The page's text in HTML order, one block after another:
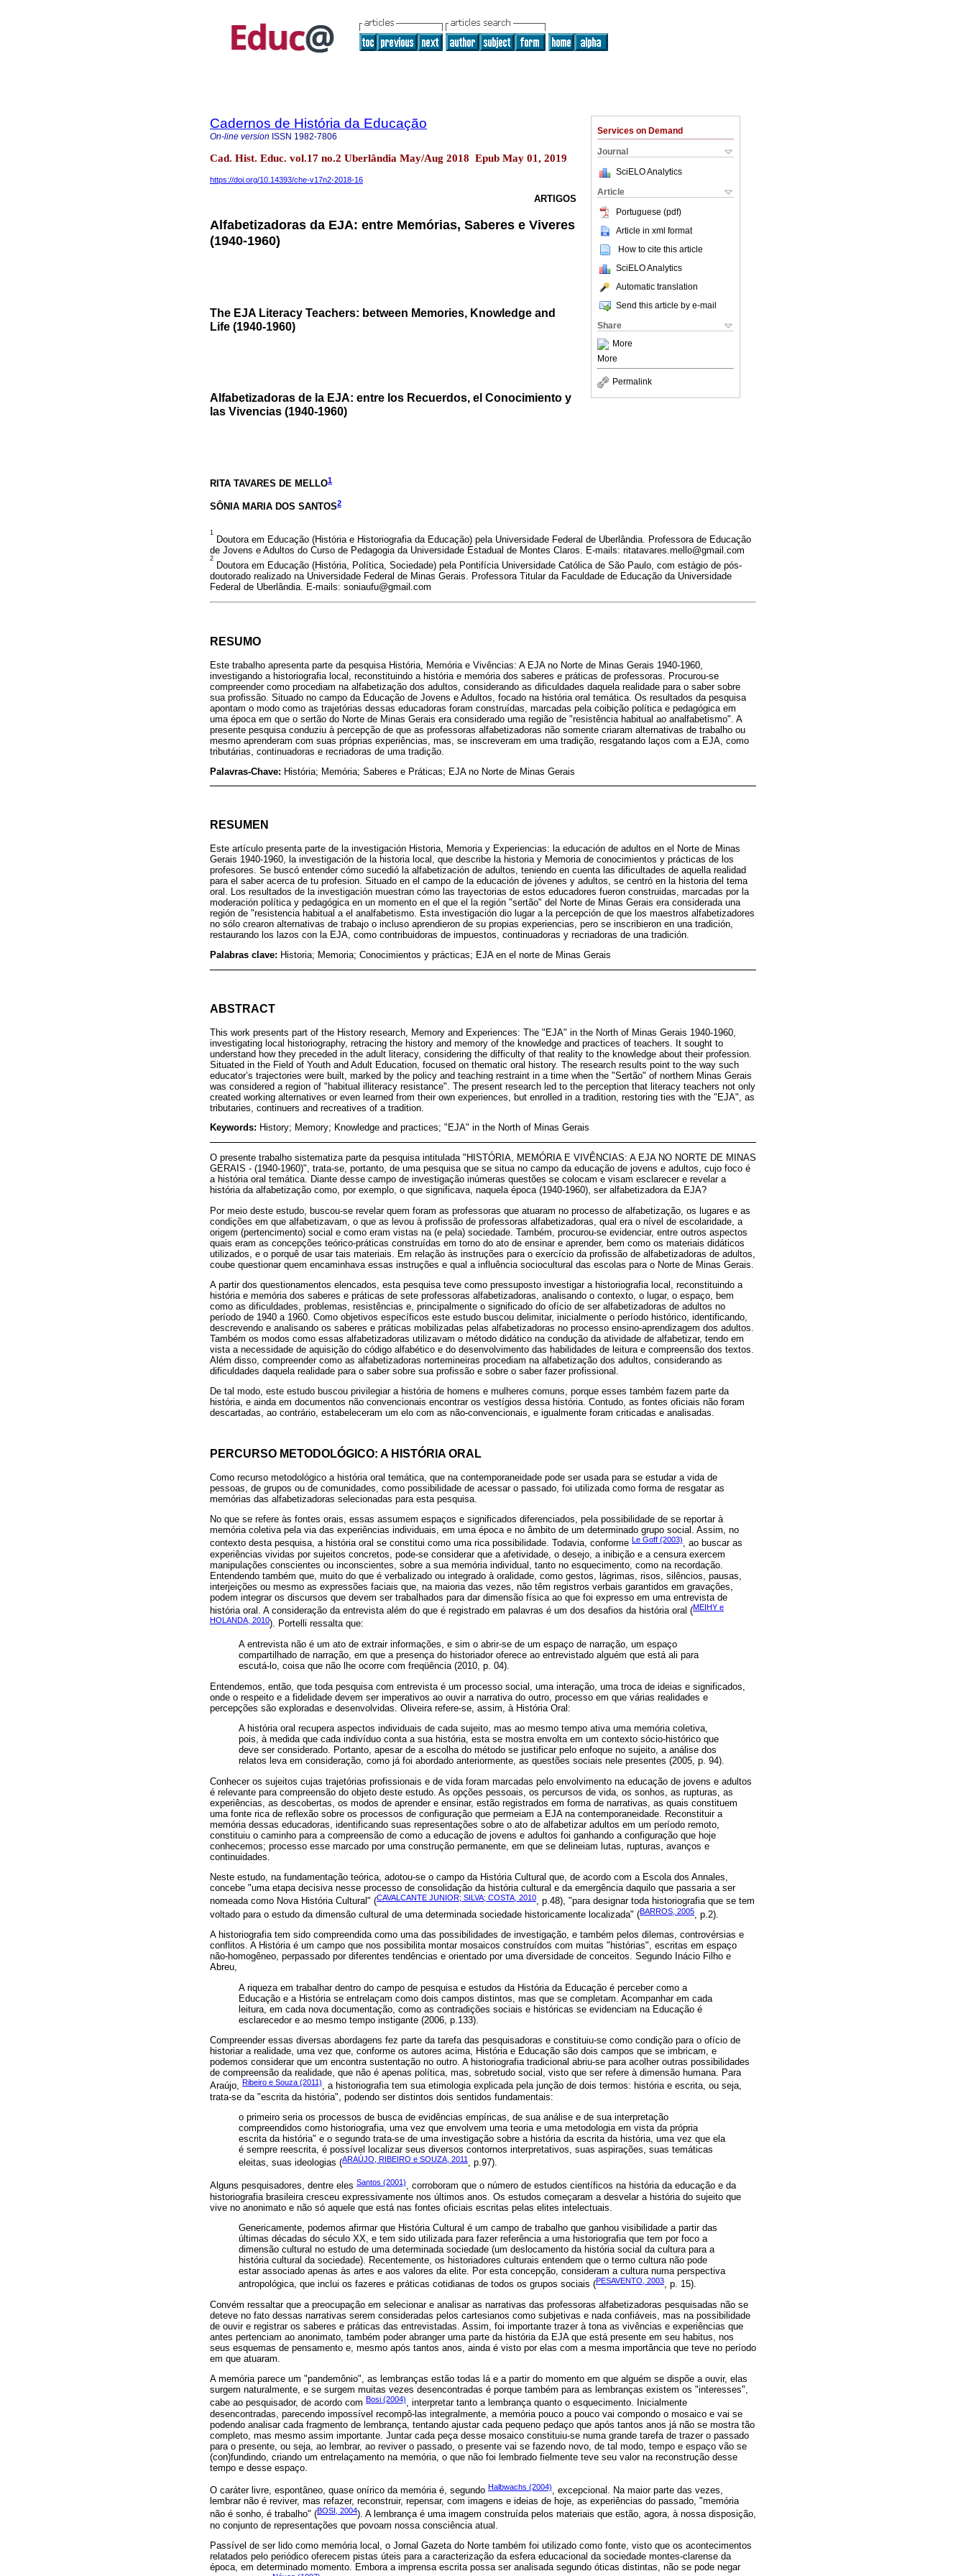
Services on Demand
Journal
SciELO Analytics
Article
Portuguese (pdf)
Article in xml format
How to cite this article
SciELO Analytics
Automatic translation
Send this article by e-mail
Share
More
More
Permalink
Cadernos de História da Educação
On-line version ISSN 1982-7806
Cad. Hist. Educ. vol.17 no.2 Uberlândia May/Aug 2018 Epub May 01, 2019
https://doi.org/10.14393/che-v17n2-2018-16
ARTIGOS
Alfabetizadoras da EJA: entre Memórias, Saberes e Viveres
(1940-1960)
The EJA Literacy Teachers: between Memories, Knowledge and
Life (1940-1960)
Alfabetizadoras de la EJA: entre los Recuerdos, el Conocimiento y
las Vivencias (1940-1960)
RITA TAVARES DE MELLO1
SÔNIA MARIA DOS SANTOS2
1
Doutora em Educação (História e Historiografia da Educação) pela Universidade Federal de Uberlândia. Professora de Educação
de Jovens e Adultos do Curso de Pedagogia da Universidade Estadual de Montes Claros. E-mails: ritatavares.mello@gmail.com
2
Doutora em Educação (História, Política, Sociedade) pela Pontifícia Universidade Católica de São Paulo, com estágio de pós-
doutorado realizado na Universidade Federal de Minas Gerais. Professora Titular da Faculdade de Educação da Universidade
Federal de Uberlândia. E-mails: soniaufu@gmail.com
RESUMO
Este trabalho apresenta parte da pesquisa História, Memória e Vivências: A EJA no Norte de Minas Gerais 1940-1960,
investigando a historiografia local, reconstituindo a história e memória dos saberes e práticas de professoras. Procurou-se
compreender como procediam na alfabetização dos adultos, considerando as dificuldades daquela realidade para o saber sobre
sua profissão. Situado no campo da Educação de Jovens e Adultos, focado na história oral temática. Os resultados da pesquisa
apontam o modo como as trajetórias dessas educadoras foram construídas, marcadas pela coibição política e pedagógica em
uma época em que o sertão do Norte de Minas Gerais era considerado uma região de "resistência habitual ao analfabetismo". A
presente pesquisa conduziu à percepção de que as professoras alfabetizadoras não somente criaram alternativas de trabalho ou
mesmo aprenderam com suas próprias experiências, mas, se inscreveram em uma tradição, resgatando laços com a EJA, como
tributárias, continuadoras e recriadoras de uma tradição.
Palavras-Chave: História; Memória; Saberes e Práticas; EJA no Norte de Minas Gerais
RESUMEN
Este artículo presenta parte de la investigación Historia, Memoria y Experiencias: la educación de adultos en el Norte de Minas
Gerais 1940-1960, la investigación de la historia local, que describe la historia y Memoria de conocimientos y prácticas de los
profesores. Se buscó entender cómo sucedió la alfabetización de adultos, teniendo en cuenta las dificultades de aquella realidad
para el saber acerca de tu profesion. Situado en el campo de la educación de jóvenes y adultos, se centró en la historia del tema
oral. Los resultados de la investigación muestran cómo las trayectorias de estos educadores fueron construidas, marcadas por la
moderación política y pedagógica en un momento en el que el la región "sertão" del Norte de Minas Gerais era considerada una
región de "resistencia habitual a el analfabetismo. Esta investigación dio lugar a la percepción de que los maestros alfabetizadores
no sólo crearon alternativas de trabajo o incluso aprendieron de su propias experiencias, pero se inscribieron en una tradición,
restaurando los lazos con la EJA, como contribuidoras de impuestos, continuadoras y recriadoras de una tradición.
Palabras clave: Historia; Memoria; Conocimientos y prácticas; EJA en el norte de Minas Gerais
ABSTRACT
This work presents part of the History research, Memory and Experiences: The "EJA" in the North of Minas Gerais 1940-1960,
investigating local historiography, retracing the history and memory of the knowledge and practices of teachers. It sought to
understand how they preceded in the adult literacy, considering the difficulty of that reality to the knowledge about their profession.
Situated in the Field of Youth and Adult Education, focused on thematic oral history. The research results point to the way such
educator’s trajectories were built, marked by the policy and teaching restraint in a time when the "Sertão" of northern Minas Gerais
was considered a region of "habitual illiteracy resistance". The present research led to the perception that literacy teachers not only
created working alternatives or even learned from their own experiences, but enrolled in a tradition, restoring ties with the "EJA", as
tributaries, continuers and recreatives of a tradition.
Keywords: History; Memory; Knowledge and practices; "EJA" in the North of Minas Gerais
O presente trabalho sistematiza parte da pesquisa intitulada "HISTÓRIA, MEMÓRIA E VIVÊNCIAS: A EJA NO NORTE DE MINAS
GERAIS - (1940-1960)", trata-se, portanto, de uma pesquisa que se situa no campo da educação de jovens e adultos, cujo foco é
a história oral temática. Diante desse campo de investigação inúmeras questões se colocam e visam esclarecer e revelar a
história da alfabetização como, por exemplo, o que significava, naquela época (1940-1960), ser alfabetizadora da EJA?
Por meio deste estudo, buscou-se revelar quem foram as professoras que atuaram no processo de alfabetização, os lugares e as
condições em que alfabetizavam, o que as levou à profissão de professoras alfabetizadoras, qual era o nível de escolaridade, a
origem (pertencimento) social e como eram vistas na (e pela) sociedade. Também, procurou-se evidenciar, entre outros aspectos
quais eram as concepções teórico-práticas construídas em torno do ato de ensinar e aprender, bem como os materiais didáticos
utilizados, e o porquê de usar tais materiais. Em relação às instruções para o exercício da profissão de alfabetizadoras de adultos,
coube questionar quem encaminhava essas instruções e qual a influência sociocultural das escolas para o Norte de Minas Gerais.
A partir dos questionamentos elencados, esta pesquisa teve como pressuposto investigar a historiografia local, reconstituindo a
história e memória dos saberes e práticas de sete professoras alfabetizadoras, analisando o contexto, o lugar, o espaço, bem
como as dificuldades, problemas, resistências e, principalmente o significado do ofício de ser alfabetizadoras de adultos no
período de 1940 a 1960. Como objetivos específicos este estudo buscou delimitar, inicialmente o período histórico, identificando,
descrevendo e analisando os saberes e práticas mobilizadas pelas alfabetizadoras no processo ensino-aprendizagem dos adultos.
Também os modos como essas alfabetizadoras utilizavam o método didático na condução da atividade de alfabetizar, tendo em
vista a necessidade de aquisição do código alfabético e do desenvolvimento das habilidades de leitura e compreensão dos textos.
Além disso, compreender como as alfabetizadoras nortemineiras procediam na alfabetização dos adultos, considerando as
dificuldades daquela realidade para o saber sobre sua profissão e sobre o saber fazer profissional.
De tal modo, este estudo buscou privilegiar a história de homens e mulheres comuns, porque esses também fazem parte da
história, e ainda em documentos não convencionais encontrar os vestígios dessa história. Contudo, as fontes oficiais não foram
descartadas, ao contrário, estabeleceram um elo com as não-convencionais, e igualmente foram criticadas e analisadas.
PERCURSO METODOLÓGICO: A HISTÓRIA ORAL
Como recurso metodológico a história oral temática, que na contemporaneidade pode ser usada para se estudar a vida de
pessoas, de grupos ou de comunidades, como possibilidade de acessar o passado, foi utilizada como forma de resgatar as
memórias das alfabetizadoras selecionadas para esta pesquisa.
No que se refere às fontes orais, essas assumem espaços e significados diferenciados, pela possibilidade de se reportar à
memória coletiva pela via das experiências individuais, em uma época e no âmbito de um determinado grupo social. Assim, no
contexto desta pesquisa, a história oral se constitui como uma rica possibilidade. Todavia, conforme Le Goff (2003), ao buscar as
experiências vividas por sujeitos concretos, pode-se considerar que a afetividade, o desejo, a inibição e a censura exercem
manipulações conscientes ou inconscientes, sobre a sua memória individual, tanto no esquecimento, como na recordação.
Entendendo também que, muito do que é verbalizado ou integrado à oralidade, como gestos, lágrimas, risos, silêncios, pausas,
interjeições ou mesmo as expressões faciais que, na maioria das vezes, não têm registros verbais garantidos em gravações,
podem integrar os discursos que devem ser trabalhados para dar dimensão física ao que foi expresso em uma entrevista de
história oral. A consideração da entrevista além do que é registrado em palavras é um dos desafios da história oral (MEIHY e
HOLANDA, 2010). Portelli ressalta que:
A entrevista não é um ato de extrair informações, e sim o abrir-se de um espaço de narração, um espaço
compartilhado de narração, em que a presença do historiador oferece ao entrevistado alguém que está ali para
escutá-lo, coisa que não lhe ocorre com freqüência (2010, p. 04).
Entendemos, então, que toda pesquisa com entrevista é um processo social, uma interação, uma troca de ideias e significados,
onde o respeito e a fidelidade devem ser imperativos ao ouvir a narrativa do outro, processo em que várias realidades e
percepções são exploradas e desenvolvidas. Oliveira refere-se, assim, à História Oral:
A história oral recupera aspectos individuais de cada sujeito, mas ao mesmo tempo ativa uma memória coletiva,
pois, à medida que cada indivíduo conta a sua história, esta se mostra envolta em um contexto sócio-histórico que
deve ser considerado. Portanto, apesar de a escolha do método se justificar pelo enfoque no sujeito, a análise dos
relatos leva em consideração, como já foi abordado anteriormente, as questões sociais nele presentes (2005, p. 94).
Conhecer os sujeitos cujas trajetórias profissionais e de vida foram marcadas pelo envolvimento na educação de jovens e adultos
é relevante para compreensão do objeto deste estudo. As opções pessoais, os percursos de vida, os sonhos, as rupturas, as
experiências, as descobertas, os modos de aprender e ensinar, estão registrados em forma de narrativas, as quais constituem
uma fonte rica de reflexão sobre os processos de configuração que permeiam a EJA na contemporaneidade. Reconstituir a
memória dessas educadoras, identificando suas representações sobre o ato de alfabetizar adultos em um período remoto,
constituiu o caminho para a compreensão de como a educação de jovens e adultos foi ganhando a configuração que hoje
conhecemos; processo esse marcado por uma construção permanente, em que se delineiam lutas, rupturas, avanços e
continuidades.
Neste estudo, na fundamentação teórica, adotou-se o campo da História Cultural que, de acordo com a Escola dos Annales,
concebe "uma etapa decisiva nesse processo de consolidação da história cultural e da emergência daquilo que passaria a ser
nomeada como Nova História Cultural" (CAVALCANTE JUNIOR; SILVA; COSTA, 2010, p.48), "para designar toda historiografia que se tem
voltado para o estudo da dimensão cultural de uma determinada sociedade historicamente localizada" (BARROS, 2005
, p.2).
A historiografia tem sido compreendida como uma das possibilidades de investigação, e também pelos dilemas, controvérsias e
conflitos. A História é um campo que nos possibilita montar mosaicos construídos com muitas "histórias", escritas em espaço
não-homogêneo, perpassado por diferentes tendências e orientado por uma diversidade de conceitos. Segundo Inácio Filho e
Abreu,
A riqueza em trabalhar dentro do campo de pesquisa e estudos da História da Educação é perceber como a
Educação e a História se entrelaçam como dois campos distintos, mas que se completam. Acompanhar em cada
leitura, em cada nova documentação, como as contradições sociais e históricas se evidenciam na Educação é
esclarecedor e ao mesmo tempo instigante (2006, p.133).
Compreender essas diversas abordagens fez parte da tarefa das pesquisadoras e constituiu-se como condição para o ofício de
historiar a realidade, uma vez que, conforme os autores acima, História e Educação são dois campos que se imbricam, e
podemos considerar que um encontra sustentação no outro. A historiografia tradicional abriu-se para acolher outras possibilidades
de compreensão da realidade, que não é apenas política, mas, sobretudo social, visto que ser refere à dimensão humana. Para
Araújo, Ribeiro e Souza (2011), a historiografia tem sua etimologia explicada pela junção de dois termos: história e escrita, ou seja,
trata-se da "escrita da história", podendo ser distintos dois sentidos fundamentais:
o primeiro seria os processos de busca de evidências empíricas, de sua análise e de sua interpretação
compreendidos como historiografia, uma vez que envolvem uma teoria e uma metodologia em vista da própria
escrita da história" e o segundo trata-se de uma investigação sobre a história da escrita da história, uma vez que ela
é sempre reescrita, é possível localizar seus diversos contornos interpretativos, suas aspirações, suas temáticas
eleitas, suas ideologias (ARAÚJO, RIBEIRO e SOUZA, 2011 , p.97).
Alguns pesquisadores, dentre eles Santos (2001), corroboram que o número de estudos científicos na história da educação e da
historiografia brasileira cresceu expressivamente nos últimos anos. Os estudos começaram a desvelar a história do sujeito que
vive no anonimato e não só aquele que está nas fontes oficiais escritas pelas elites intelectuais.
Genericamente, podemos afirmar que História Cultural é um campo de trabalho que ganhou visibilidade a partir das
últimas décadas do século XX, e tem sido utilizada para fazer referência a uma historiografia que tem por foco a
dimensão cultural no estudo de uma determinada sociedade (um deslocamento da história social da cultura para a
história cultural da sociedade). Recentemente, os historiadores culturais entendem que o termo cultura não pode
estar associado apenas às artes e aos valores da elite. Por esta concepção, consideram a cultura numa perspectiva
antropológica, que inclui os fazeres e práticas cotidianas de todos os grupos sociais (PESAVENTO, 2003, p. 15).
Convém ressaltar que a preocupação em selecionar e analisar as narrativas das professoras alfabetizadoras pesquisadas não se
deteve no fato dessas narrativas serem consideradas pelos cartesianos como subjetivas e nada confiáveis, mas na possibilidade
de ouvir e registrar os saberes e práticas das entrevistadas. Assim, foi importante trazer à tona as vivências e experiências que
antes pertenciam ao anonimato, também poder abranger uma parte da história da EJA que está presente em seu habitus, nos
seus esquemas de pensamento e, mesmo após tantos anos, ainda é visto por elas com a mesma importância que teve no período
em que atuaram.
A memória parece um "pandemônio", as lembranças estão todas lá e a partir do momento em que alguém se dispõe a ouvir, elas
surgem naturalmente, e se surgem muitas vezes desencontradas é porque também para as lembranças existem os "interesses",
cabe ao pesquisador, de acordo com Bosi (2004), interpretar tanto a lembrança quanto o esquecimento. Inicialmente
desencontradas, parecendo impossível recompô-las integralmente, a memória pouco a pouco vai compondo o mosaico e vai se
podendo analisar cada fragmento de lembrança, tentando ajustar cada pequeno pedaço que após tantos anos já não se mostra tão
completo, mas mesmo assim importante. Juntar cada peça desse mosaico constituiu-se numa grande tarefa de trazer o passado
para o presente, ou seja, ao lembrar, ao reviver o passado, o presente vai se fazendo novo, de tal modo, tempo e espaço vão se
(con)fundindo, criando um entrelaçamento na memória, o que não foi lembrado fielmente teve seu valor na reconstrução desse
tempo e desse espaço.
O caráter livre, espontâneo, quase onírico da memória é, segundo Halbwachs (2004), excepcional. Na maior parte das vezes,
lembrar não é reviver, mas refazer, reconstruir, repensar, com imagens e ideias de hoje, as experiências do passado, "memória
não é sonho, é trabalho" (BOSI, 2004). A lembrança é uma imagem construída pelos materiais que estão, agora, à nossa disposição,
no conjunto de representações que povoam nossa consciência atual.
Passível de ser lido como memória local, o Jornal Gazeta do Norte também foi utilizado como fonte, visto que os acontecimentos
relatados pelo periódico oferecem pistas úteis para a caracterização da esfera educacional da sociedade montes-clarense da
época, em determinado momento. Embora a imprensa escrita possa ser analisada segundo óticas distintas, não se pode negar